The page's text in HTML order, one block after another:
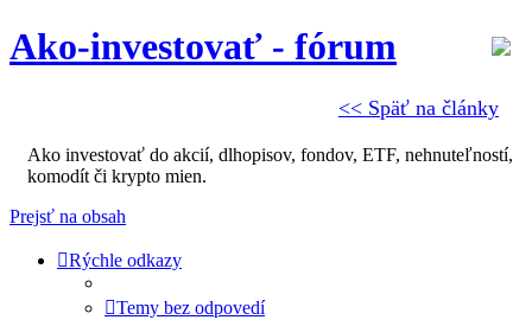
<< Späť na články
Ako-investovať - fórum
Ako investovať do akcií, dlhopisov, fondov, ETF, nehnuteľností,
komodít či krypto mien.
Prejsť na obsah
Rýchle odkazy
Temy bez odpovedí